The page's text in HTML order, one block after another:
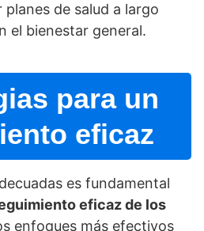
de salud a largo
el bienestar general.
para un
eficaz
es fundamental
eficaz de los
enfoques más efectivos